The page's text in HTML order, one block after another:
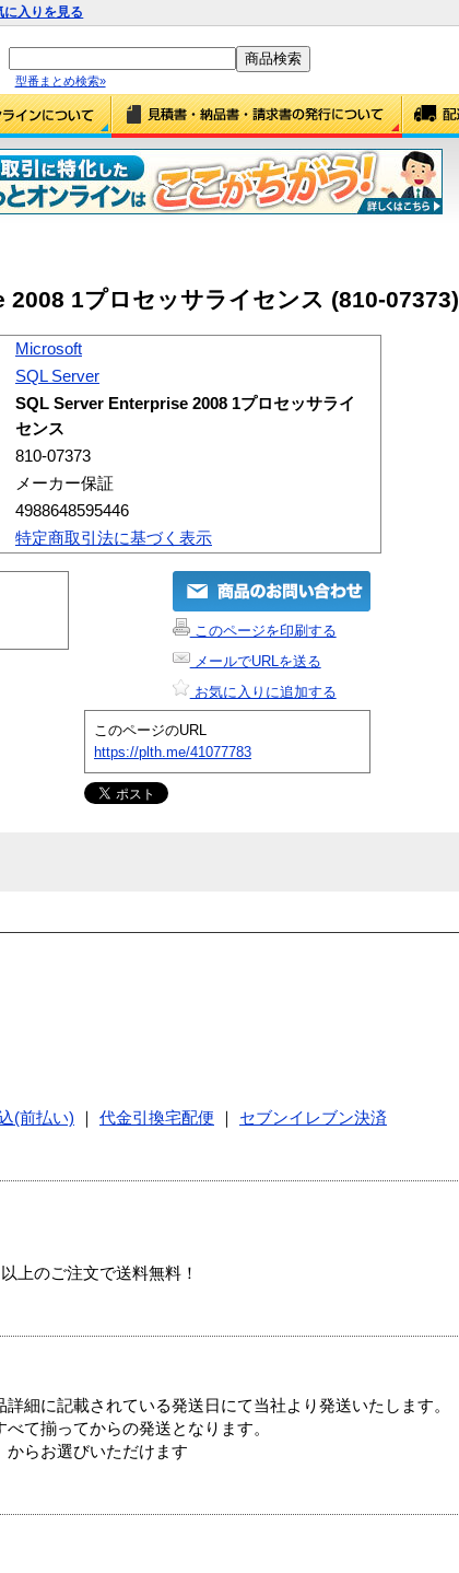
に入りを見る
型番まとめ検索»
1プロセッサライセンス (810-07373)
Microsoft
SQL Server
SQL Server Enterprise 2008 1プロセッサライ
センス
810-07373
メーカー保証
4988648595446
特定商取引法に基づく表示
このページを印刷する
メールでURLを送る
お気に入りに追加する
このページのURL
https://plth.me/41077783
(前払い) 代金引換宅配便
セブンイレブン決済
上のご注文で送料無料！
細に記載されている発送日にて当社より発送いたします。
て揃ってからの発送となります。
らお選びいただけます